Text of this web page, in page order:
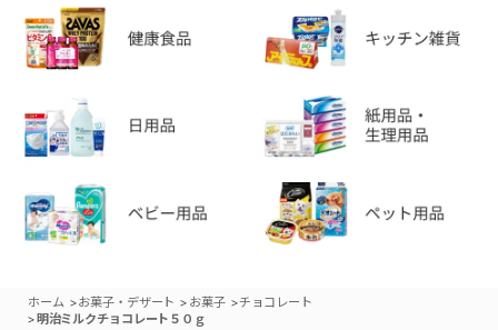
ホーム >お菓子・デザート > お菓子 >チョコレート
> 明治ミルクチョコレート５０ｇ